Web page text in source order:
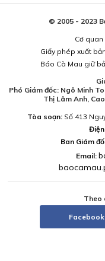
© 2005 - 2023
Cơ quan
Giấy phép xuất
Báo Cà Mau giữ
Phó Giám đốc: Ngô Minh
Thị Lâm Anh,
Tòa soạn:Số 413
Ban Giám
Email:
Theo
Facebook